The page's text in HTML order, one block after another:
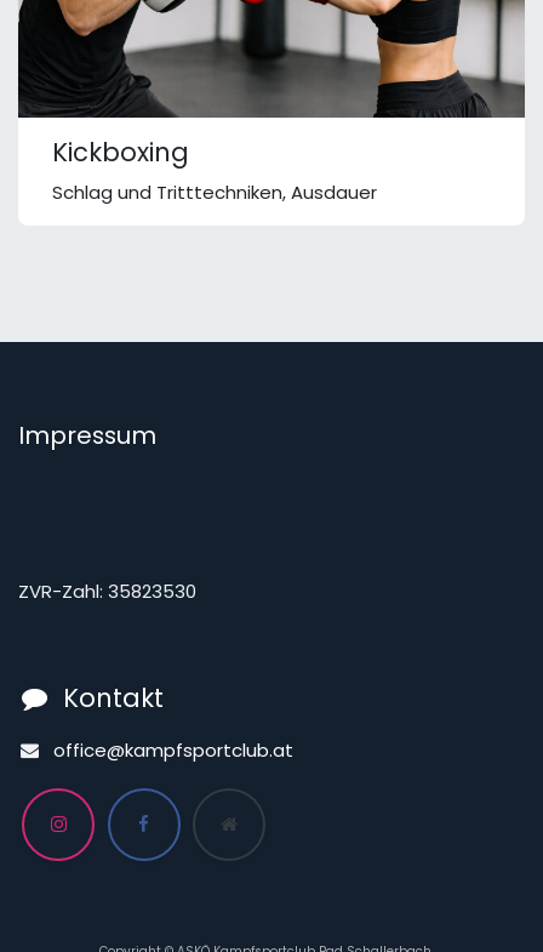
Kickboxing
Schlag und Tritttechniken, Ausdauer
Impressum
ZVR-Zahl: 35823530
Kontakt
office@kampfsportclub.at